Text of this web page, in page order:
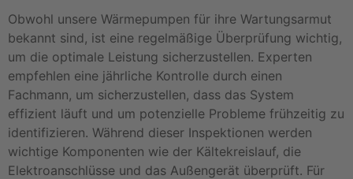
Obwohl unsere Wärmepumpen für ihre Wartungsarmut
bekannt sind, ist eine regelmäßige Überprüfung wichtig,
um die optimale Leistung sicherzustellen. Experten
empfehlen eine jährliche Kontrolle durch einen
Fachmann, um sicherzustellen, dass das System
effizient läuft und um potenzielle Probleme frühzeitig zu
identifizieren. Während dieser Inspektionen werden
wichtige Komponenten wie der Kältekreislauf, die
Elektroanschlüsse und das Außengerät überprüft. Für